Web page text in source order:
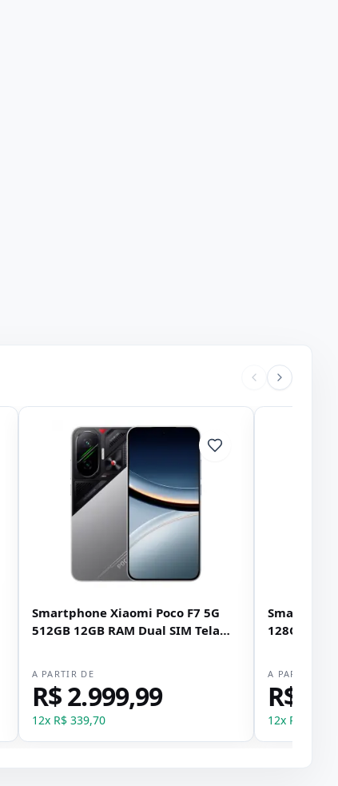
Smartphone Xiaomi Poco F7 5G
512GB 12GB RAM Dual SIM Tela
A PARTIR DE
R$ 2.999,99
12x R$ 339,70
128GB
A PARTIR DE
R$
12x R$ 79,27